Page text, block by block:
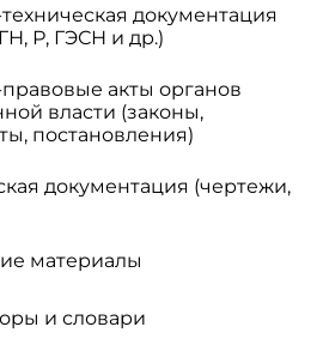
документация
Р, ГЭСН и др.)
акты органов
власти (законы,
постановления)
документация (чертежи,
материалы
и словари